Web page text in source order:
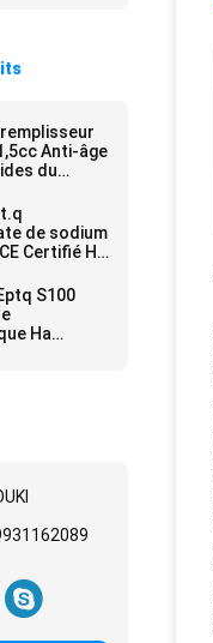
Anti-âge
du
de sodium
Certifié HA
S100
Ha